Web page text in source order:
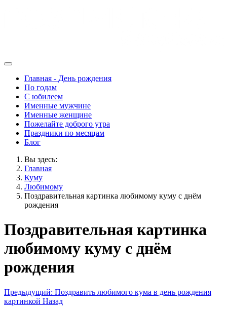
Главная - День рождения
По годам
С юбилеем
Именные мужчине
Именные женщине
Пожелайте доброго утра
Праздники по месяцам
Блог
Вы здесь:
Главная
Куму
Любимому
Поздравительная картинка любимому куму с днём
рождения
Поздравительная картинка
любимому куму с днём
рождения
Предыдущий: Поздравить любимого кума в день рождения
картинкой Назад